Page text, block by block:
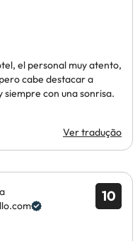
el personal muy atento,
cabe destacar a
con una sonrisa.
Ver tradução
10